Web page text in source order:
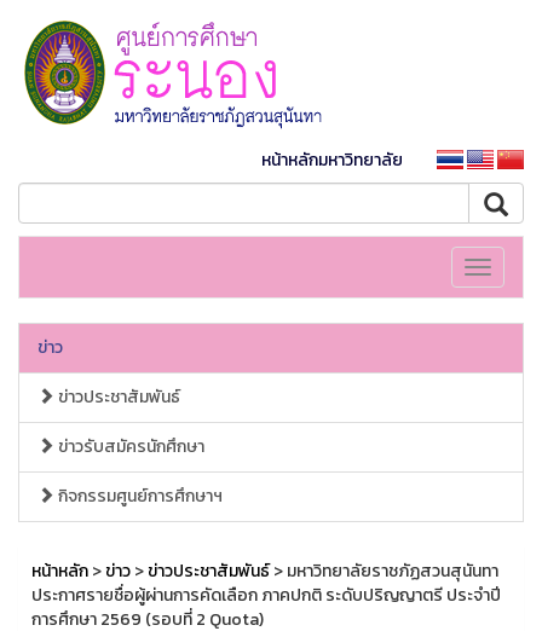
หน้าหลักมหาวิทยาลัย
Toggle
ข่าว
ข่าวประชาสัมพันธ์
ข่าวรับสมัครนักศึกษา
กิจกรรมศูนย์การศึกษาฯ
หน้าหลัก>ข่าว>ข่าวประชาสัมพันธ์> มหาวิทยาลัยราชภัฏสวนสุนันทา
ประกาศรายชื่อผู้ผ่านการคัดเลือก ภาคปกติ ระดับปริญญาตรี ประจำปี
การศึกษา 2569 (รอบที่ 2 Quota)